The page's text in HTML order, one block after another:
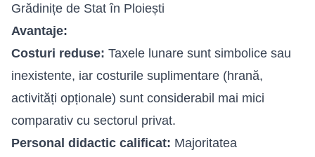
Grădinițe de Stat în Ploiești
Avantaje:
Costuri reduse: Taxele lunare sunt simbolice sau
inexistente, iar costurile suplimentare (hrană,
activități opționale) sunt considerabil mai mici
comparativ cu sectorul privat.
Personal didactic calificat: Majoritatea